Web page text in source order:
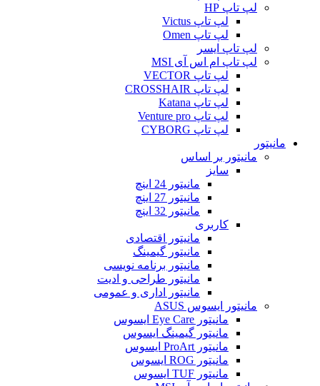
لپ تاپ HP
لپ تاپ Victus
لپ تاپ Omen
لپ تاپ ایسر
لپ تاپ ام اس آی MSI
لپ تاپ VECTOR
لپ تاپ CROSSHAIR
لپ تاپ Katana
لپ تاپ Venture pro
لپ تاپ CYBORG
مانیتور
مانیتور بر اساس
سایز
مانیتور 24 اینچ
مانیتور 27 اینچ
مانیتور 32 اینچ
کاربری
مانیتور اقتصادی
مانیتور گیمینگ
مانیتور برنامه نویسی
مانیتور طراحی و ادیت
مانیتور اداری و عمومی
مانیتور ایسوس ASUS
مانیتور Eye Care ایسوس
مانیتور گیمینگ ایسوس
مانیتور ProArt ایسوس
مانیتور ROG ایسوس
مانیتور TUF ایسوس